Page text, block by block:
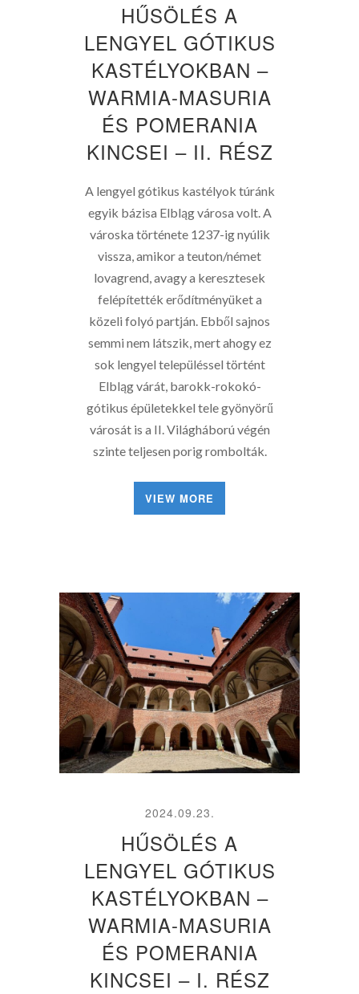
HŰSÖLÉS A
LENGYEL GÓTIKUS
KASTÉLYOKBAN –
WARMIA-MASURIA
ÉS POMERANIA
KINCSEI – II. RÉSZ
A lengyel gótikus kastélyok túránk
egyik bázisa Elbląg városa volt. A
városka története 1237-ig nyúlik
vissza, amikor a teuton/német
lovagrend, avagy a keresztesek
felépítették erődítményüket a
közeli folyó partján. Ebből sajnos
semmi nem látszik, mert ahogy ez
sok lengyel településsel történt
Elbląg várát, barokk-rokokó-
gótikus épületekkel tele gyönyörű
városát is a II. Világháború végén
szinte teljesen porig rombolták.
VIEW MORE
2024.09.23.
HŰSÖLÉS A
LENGYEL GÓTIKUS
KASTÉLYOKBAN –
WARMIA-MASURIA
ÉS POMERANIA
KINCSEI – I. RÉSZ